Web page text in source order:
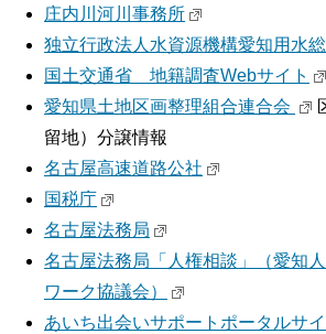
庄内川河川事務所
独立行政法人水資源機構愛知用水
国土交通省 地籍調査Webサイト
愛知県土地区画整理組合連合会
留地）分譲情報
名古屋高速道路公社
国税庁
名古屋法務局
名古屋法務局「人権相談」（愛知
ワーク協議会）
あいち出会いサポートポータルサ